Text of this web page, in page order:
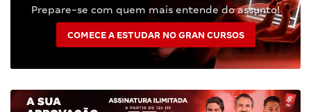
Prepare-se com quem mais entende do assunto!
COMECE A ESTUDAR NO GRAN CURSOS